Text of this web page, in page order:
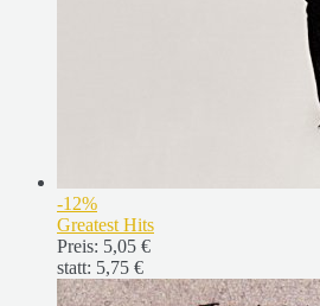
-12%
Greatest Hits
Preis: 5,05 €
statt: 5,75 €